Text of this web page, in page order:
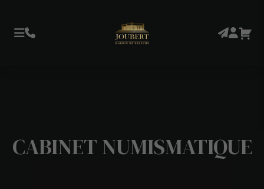
CABINET NUMISMATIQUE